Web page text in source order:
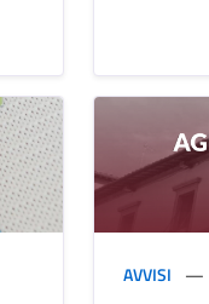
AVVISI